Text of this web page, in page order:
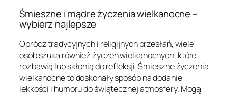
Śmieszne i mądre życzenia wielkanocne –
wybierz najlepsze
Oprócz tradycyjnych i religijnych przesłań, wiele
osób szuka również życzeń wielkanocnych, które
rozbawią lub skłonią do refleksji. Śmieszne życzenia
wielkanocne to doskonały sposób na dodanie
lekkości i humoru do świątecznej atmosfery. Mogą